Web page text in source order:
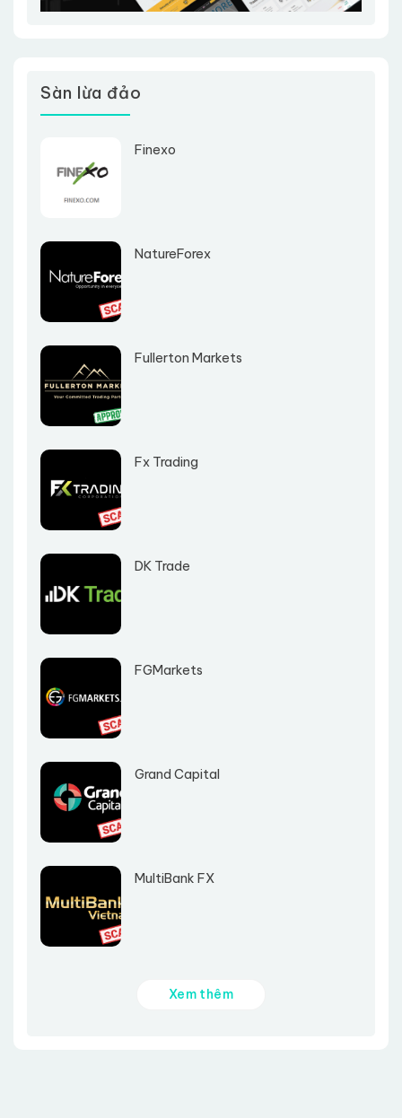
Sàn lừa đảo
Finexo
NatureForex
Fullerton Markets
Fx Trading
DK Trade
FGMarkets
Grand Capital
MultiBank FX
Xem thêm